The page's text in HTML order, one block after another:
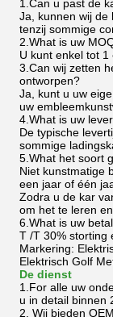
1.Can u past de
Ja, kunnen wij de
tenzij sommige
2.What is uw
U kunt enkel tot
3.Can wij zetten
ontworpen?
Ja, kunt u uw
uw
4.What is uw
De typische
sommige
5.What het soort
Niet kunstmatige
een jaar of één
Zodra u de kar
om het te leren
6.What is uw
T /T 30% storting
Markering:
Elektrisch Golf
De dienst
1.For alle uw
u in detail binnen
2. Wij bieden